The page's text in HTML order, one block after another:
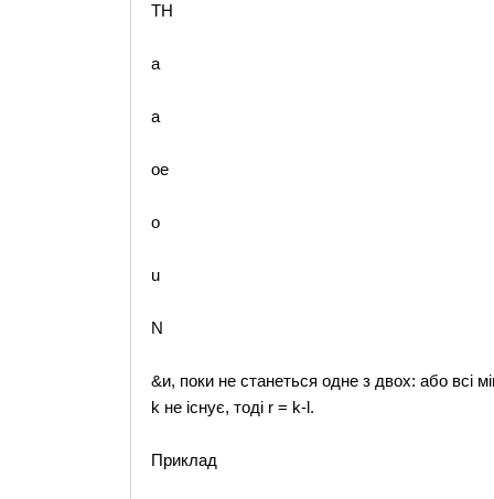
TH
a
a
oe
o
u
N
&и, поки не станеться одне з двох: або всі
k не існує, тоді r = k-l.
Приклад